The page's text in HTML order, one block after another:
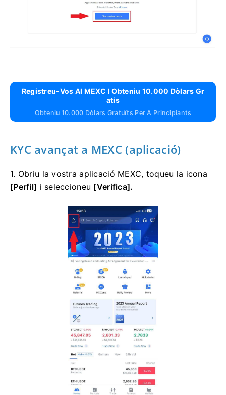
Registreu-Vos Al MEXC I Obteniu 10.000 Dòlars Gr
Atis
Obteniu 10.000 Dòlars Gratuïts Per A Principiants
KYC avançat a MEXC (aplicació)
1. Obriu la vostra aplicació MEXC, toqueu la icona
[Perfil] i seleccioneu [Verifica].